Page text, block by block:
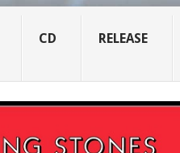
CD RELEASE